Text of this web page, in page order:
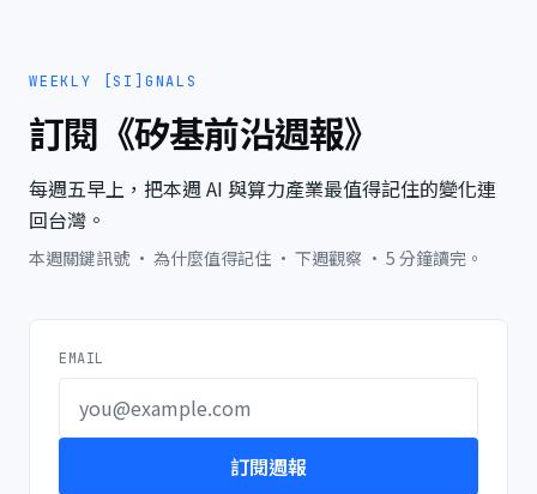
WEEKLY [SI]GNALS
訂閱《矽基前沿週報》
每週五早上，把本週 AI 與算力產業最值得記住的變化連
回台灣。
本週關鍵訊號 · 為什麼值得記住 · 下週觀察 · 5 分鐘讀完。
EMAIL
訂閱週報